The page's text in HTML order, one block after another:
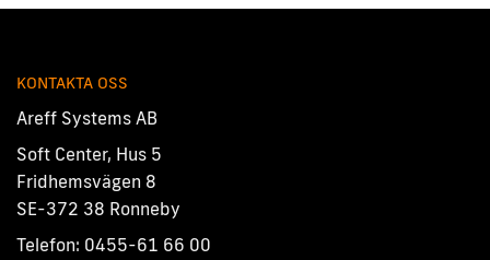
KONTAKTA OSS
Areff Systems AB
Soft Center, Hus 5
Fridhemsvägen 8
SE-372 38 Ronneby
Telefon: 0455-61 66 00